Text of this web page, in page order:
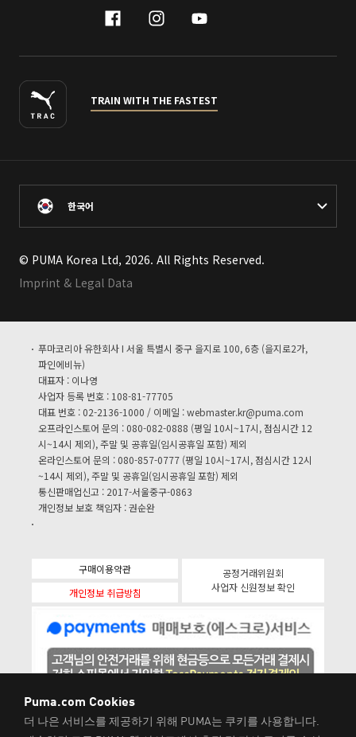
facebook
instagram
youtube
TRAIN WITH THE FASTEST
한국어
© PUMA Korea Ltd, 2026. All Rights Reserved.
Imprint & Legal Data
푸마코리아 유한회사 I 서울 특별시 중구 을지로 100, 6층 (을지로2가,
파인에비뉴)
대표자 : 이나영
사업자 등록 번호 : 108-81-77705
대표 번호 : 02-2136-1000 / 이메일 :webmaster.kr@puma.com
오프라인스토어 문의 : 080-082-0888 (평일 10시~17시, 점심시간 12
시~14시 제외), 주말 및 공휴일(임시공휴일 포함) 제외
온라인스토어 문의 : 080-857-0777 (평일 10시~17시, 점심시간 12시
~14시 제외), 주말 및 공휴일(임시공휴일 포함) 제외
통신판매업신고 : 2017-서울중구-0863
개인정보 보호 책임자 : 권순완
구매이용약관
개인정보 취급방침
공정거래위원회
사업자 신원정보 확인